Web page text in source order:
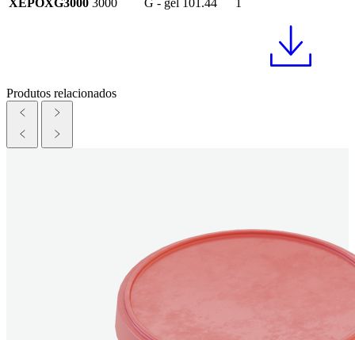
XEPOXG3000 3000 G - gel 101.44 1
Produtos relacionados